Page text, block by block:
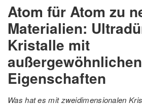
Atom für Atom zu
Materialien:
Kristalle mit
außergewöhnlichen
Eigenschaften
Was hat es mit zweidimensionalen